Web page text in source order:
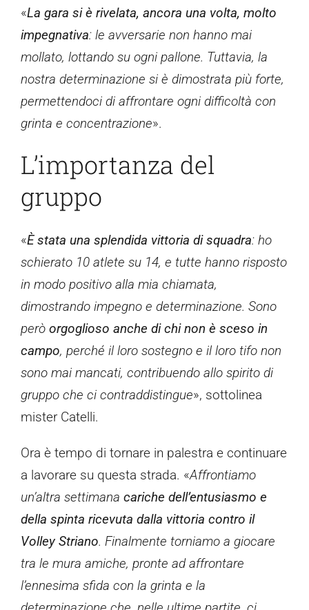
«La gara si è rivelata, ancora una volta, molto
impegnativa: le avversarie non hanno mai
mollato, lottando su ogni pallone. Tuttavia, la
nostra determinazione si è dimostrata più forte,
permettendoci di affrontare ogni difficoltà con
grinta e concentrazione».
L’importanza del
gruppo
«È stata una splendida vittoria di squadra: ho
schierato 10 atlete su 14, e tutte hanno risposto
in modo positivo alla mia chiamata,
dimostrando impegno e determinazione. Sono
però orgoglioso anche di chi non è sceso in
campo, perché il loro sostegno e il loro tifo non
sono mai mancati, contribuendo allo spirito di
gruppo che ci contraddistingue», sottolinea
mister Catelli.
Ora è tempo di tornare in palestra e continuare
a lavorare su questa strada. «Affrontiamo
un’altra settimana cariche dell’entusiasmo e
della spinta ricevuta dalla vittoria contro il
Volley Striano. Finalmente torniamo a giocare
tra le mura amiche, pronte ad affrontare
l’ennesima sfida con la grinta e la